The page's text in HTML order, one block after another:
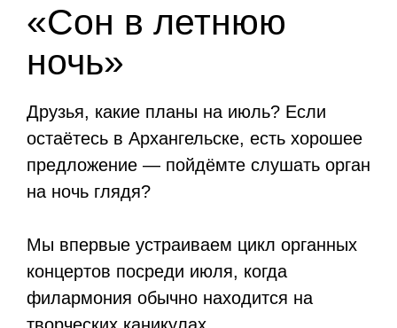
«Сон в летнюю
ночь»
Друзья, какие планы на июль? Если
остаётесь в Архангельске, есть хорошее
предложение — пойдёмте слушать орган
на ночь глядя?
Мы впервые устраиваем цикл органных
концертов посреди июля, когда
филармония обычно находится на